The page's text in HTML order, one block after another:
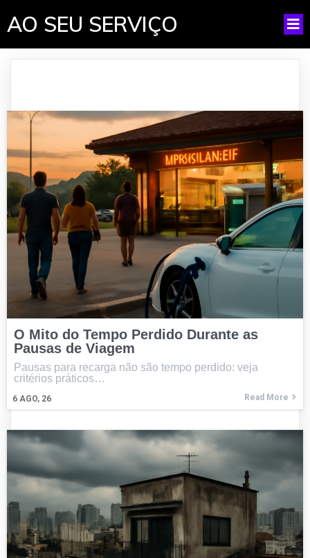
AO SEU SERVIÇO
O Mito do Tempo Perdido Durante as
Pausas de Viagem
6 AGO, 26
Pausas para recarga não são tempo perdido: veja
critérios práticos…
Read More